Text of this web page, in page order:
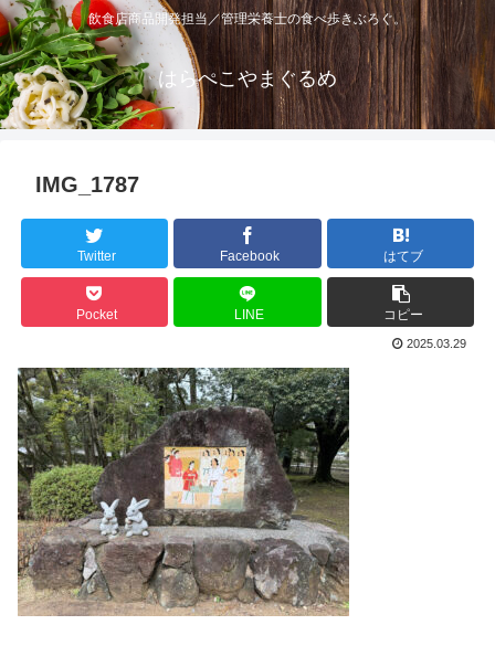
飲食店商品開発担当／管理栄養士の食べ歩きぶろぐ。
はらぺこやまぐるめ
IMG_1787
Twitter Facebook はてブ
Pocket LINE コピー
2025.03.29